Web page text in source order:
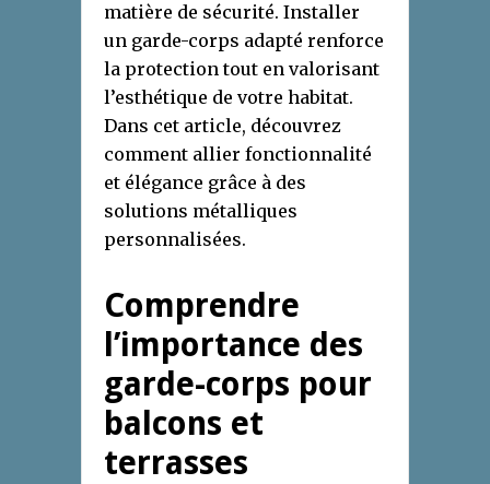
matière de sécurité. Installer
un garde-corps adapté renforce
la protection tout en valorisant
l’esthétique de votre habitat.
Dans cet article, découvrez
comment allier fonctionnalité
et élégance grâce à des
solutions métalliques
personnalisées.
Comprendre
l’importance des
garde-corps pour
balcons et
terrasses